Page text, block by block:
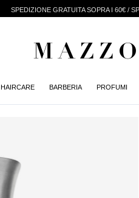
SPEDIZIONE GRATUITA SOPRA I 60€ /
HAIRCARE BARBERIA PROFUMI